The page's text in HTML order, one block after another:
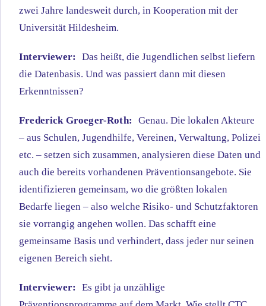
zwei Jahre landesweit durch, in Kooperation mit der
Universität Hildesheim.
Interviewer:
Das heißt, die Jugendlichen selbst liefern
die Datenbasis. Und was passiert dann mit diesen
Erkenntnissen?
Frederick Groeger-Roth:
Genau. Die lokalen Akteure
– aus Schulen, Jugendhilfe, Vereinen, Verwaltung, Polizei
etc. – setzen sich zusammen, analysieren diese Daten und
auch die bereits vorhandenen Präventionsangebote. Sie
identifizieren gemeinsam, wo die größten lokalen
Bedarfe liegen – also welche Risiko- und Schutzfaktoren
sie vorrangig angehen wollen. Das schafft eine
gemeinsame Basis und verhindert, dass jeder nur seinen
eigenen Bereich sieht.
Interviewer:
Es gibt ja unzählige